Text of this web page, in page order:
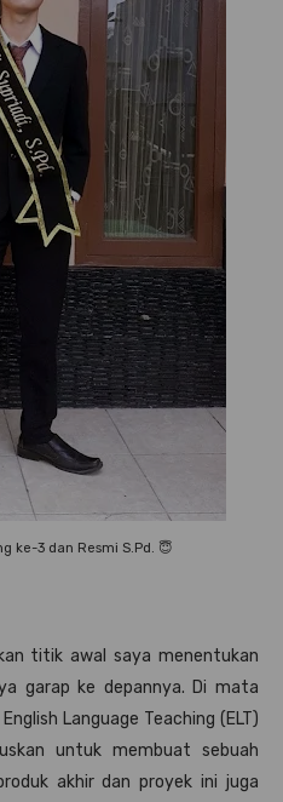
ke-3 dan Resmi S.Pd. 😇
titik awal saya menentukan
garap ke depannya. Di mata
Language Teaching (ELT)
untuk membuat sebuah
akhir dan proyek ini juga